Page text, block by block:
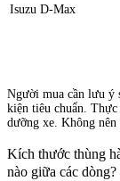
Isuzu D-Max
Người mua cần lưu ý
kiện tiêu chuẩn.
dưỡng xe. Không nên
Kích thước thùng
nào giữa các dòng?